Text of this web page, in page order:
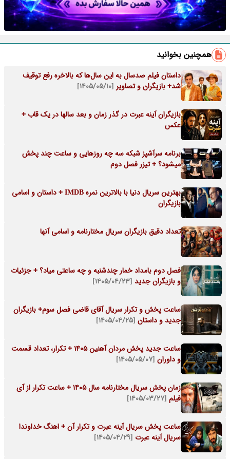
همچنین بخوانید
داستان فیلم صدسال به این سال‌ها که بالاخره رفع توقیف
شد+ بازیگران و تصاویر [۱۴۰۵/۰۵/۱۰]
بازیگران آینه عبرت در گذر زمان و بعد سالها در یک قاب +
عکس
برنامه سرآشپز شبکه سه چه روزهایی و ساعت چند پخش
میشود؟ + تیزر فصل دوم
بهترین سریال دنیا با بالاترین نمره IMDB + داستان و اسامی
بازیگران
تعداد دقیق بازیگران سریال مختارنامه و اسامی آنها
فصل دوم بامداد خمار چندشنبه و چه ساعتی میاد؟ + جزئیات
و بازیگران جدید [۱۴۰۵/۰۴/۲۳]
ساعت پخش و تکرار سریال آقای قاضی فصل سوم+ بازیگران
جدید و داستان [۱۴۰۵/۰۴/۲۵]
ساعت جدید پخش مردان آهنین 1405 + تکرار، تعداد قسمت
و داوران [۱۴۰۵/۰۵/۰۷]
زمان پخش سریال مختارنامه سال ۱۴۰۵ + ساعت تکرار از آی
فیلم [۱۴۰۵/۰۳/۲۷]
ساعت پخش سریال آینه عبرت و تکرار آن + اهنگ خداوندا
سریال آینه عبرت [۱۴۰۵/۰۴/۲۹]